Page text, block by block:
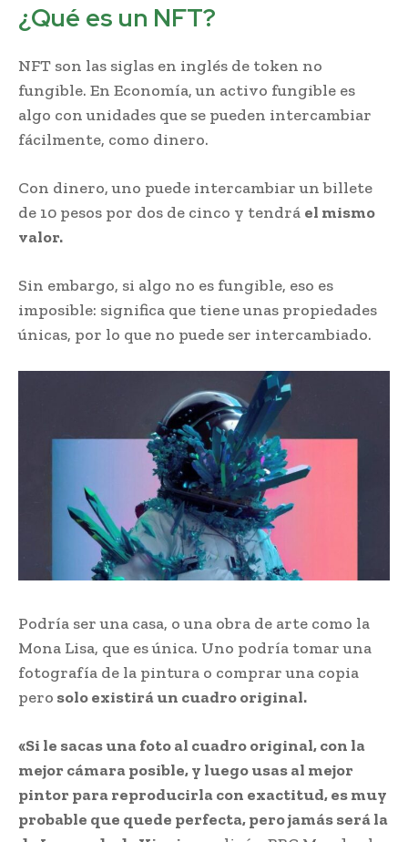
¿Qué es un NFT?
NFT son las siglas en inglés de token no
fungible. En Economía, un activo fungible es
algo con unidades que se pueden intercambiar
fácilmente, como dinero.
Con dinero, uno puede intercambiar un billete
de 10 pesos por dos de cinco y tendrá el mismo
valor.
Sin embargo, si algo no es fungible, eso es
imposible: significa que tiene unas propiedades
únicas, por lo que no puede ser intercambiado.
Podría ser una casa, o una obra de arte como la
Mona Lisa, que es única. Uno podría tomar una
fotografía de la pintura o comprar una copia
pero solo existirá un cuadro original.
«Si le sacas una foto al cuadro original, con la
mejor cámara posible, y luego usas al mejor
pintor para reproducirla con exactitud, es muy
probable que quede perfecta, pero jamás será la